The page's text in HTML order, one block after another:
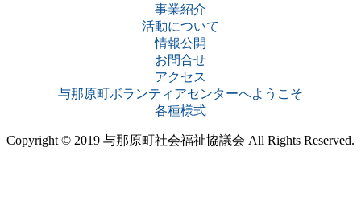
事業紹介
活動について
情報公開
お問合せ
アクセス
与那原町ボランティアセンターへようこそ
各種様式
Copyright © 2019 与那原町社会福祉協議会 All Rights Reserved.